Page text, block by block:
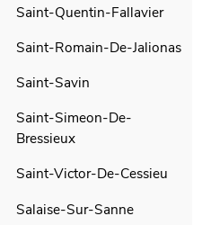
Saint-Quentin-Fallavier
Saint-Romain-De-Jalionas
Saint-Savin
Saint-Simeon-De-
Bressieux
Saint-Victor-De-Cessieu
Salaise-Sur-Sanne